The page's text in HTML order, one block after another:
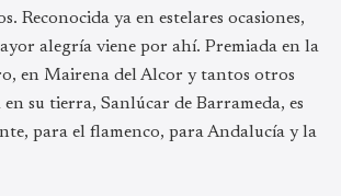
Reconocida ya en estelares ocasiones,
alegría viene por ahí. Premiada en la
en Mairena del Alcor y tantos otros
su tierra, Sanlúcar de Barrameda, es
para el flamenco, para Andalucía y la